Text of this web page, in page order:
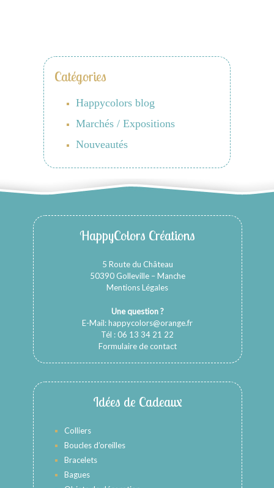
Catégories
Happycolors blog
Marchés / Expositions
Nouveautés
HappyColors Créations
5 Route du Château
50390 Golleville – Manche
Mentions Légales
Une question ?
E-Mail:happycolors@orange.fr
Tél : 06 13 34 21 22
Formulaire de contact
Idées de Cadeaux
Colliers
Boucles d’oreilles
Bracelets
Bagues